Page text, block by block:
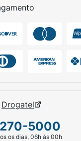
Drogatel
5000
os dias, 06h às 00h